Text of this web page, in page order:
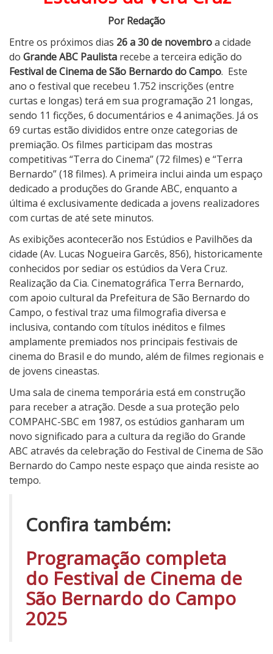
r
n
a
r
d
o
d
o
C
a
m
p
o
2
0
2
5
d
i
v
u
l
g
l
i
s
t
a
d
o
Por Redação
Entre os próximos dias 26 a 30 de novembroa cidade
do Grande ABC Paulista recebe a terceira edição do
Festival de Cinema de São Bernardo do Campo. Este
ano o festival que recebeu 1.752 inscrições (entre
curtas e longas) terá em sua programação 21 longas,
sendo 11 ficções, 6 documentários e 4 animações. Já os
69 curtas estão divididos entre onze categorias de
premiação. Os filmes participam das mostras
competitivas “Terra do Cinema” (72 filmes) e “Terra
Bernardo” (18 filmes). A primeira inclui ainda um espaço
dedicado a produções do Grande ABC, enquanto a
última é exclusivamente dedicada a jovens realizadores
com curtas de até sete minutos.
As exibições acontecerão nos Estúdios e Pavilhões da
cidade (Av. Lucas Nogueira Garcês, 856), historicamente
conhecidos por sediar os estúdios da Vera Cruz.
Realização da Cia. Cinematográfica Terra Bernardo,
com apoio cultural da Prefeitura de São Bernardo do
Campo, o festival traz uma filmografia diversa e
inclusiva, contando com títulos inéditos e filmes
amplamente premiados nos principais festivais de
cinema do Brasil e do mundo, além de filmes regionais e
de jovens cineastas.
Uma sala de cinema temporária está em construção
para receber a atração. Desde a sua proteção pelo
COMPAHC-SBC em 1987, os estúdios ganharam um
novo significado para a cultura da região do Grande
ABC através da celebração do Festival de Cinema de São
Bernardo do Campo neste espaço que ainda resiste ao
tempo.
Confira também:
Programação completa
do Festival de Cinema de
São Bernardo do Campo
2025